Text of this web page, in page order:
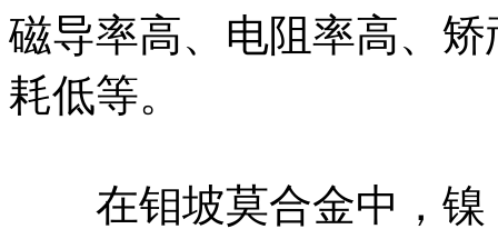
磁导率高、电阻率高、
耗低等。
在钼坡莫合金中，镍